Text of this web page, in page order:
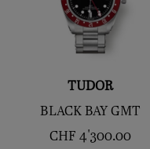
TUDOR
BLACK BAY GMT
CHF 4'300.00